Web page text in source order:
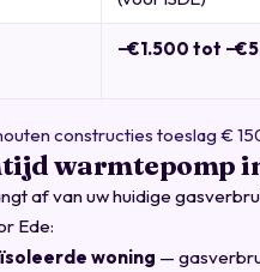
−€1.500 tot
constructies toeslag €
warmtepomp
af van uw huidige
Ede:
woning —